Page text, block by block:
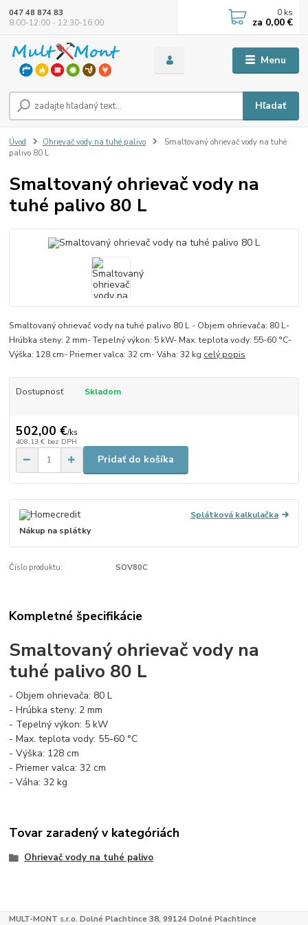
Menu
Hľadať
047 48 874 83
8:00-12:00 - 12:30-16:00
0 ks
za 0,00 €
Úvod Ohrievač vody na tuhé palivo
Smaltovaný ohrievač vody na tuhé
palivo 80 L
Smaltovaný ohrievač vody na
tuhé palivo 80 L
Smaltovaný ohrievač vody na tuhé palivo 80 L - Objem ohrievača: 80 L-
Hrúbka steny: 2 mm- Tepelný výkon: 5 kW- Max. teplota vody: 55-60 °C-
Výška: 128 cm- Priemer valca: 32 cm- Váha: 32 kg celý popis
Dostupnosť Skladom
502,00 €/ks
408,13 € bez DPH
Pridať do košíka
Splátková kalkulačka
Nákup na splátky
Číslo produktu: SOV80C
Kompletné špecifikácie
Smaltovaný ohrievač vody na
tuhé palivo 80 L
- Objem ohrievača: 80 L
- Hrúbka steny: 2 mm
- Tepelný výkon: 5 kW
- Max. teplota vody: 55-60 °C
- Výška: 128 cm
- Priemer valca: 32 cm
- Váha: 32 kg
Tovar zaradený v kategóriách
Ohrievač vody na tuhé palivo
MULT-MONT s.r.o. Dolné Plachtince 38, 99124 Dolné Plachtince